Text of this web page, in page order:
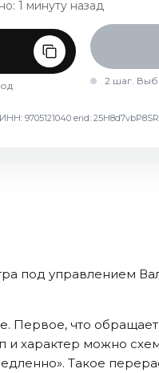
1 минуту назад
2 шаг.
9705121040 erid:
под управлением
Первое, что
и характер можно
Такое